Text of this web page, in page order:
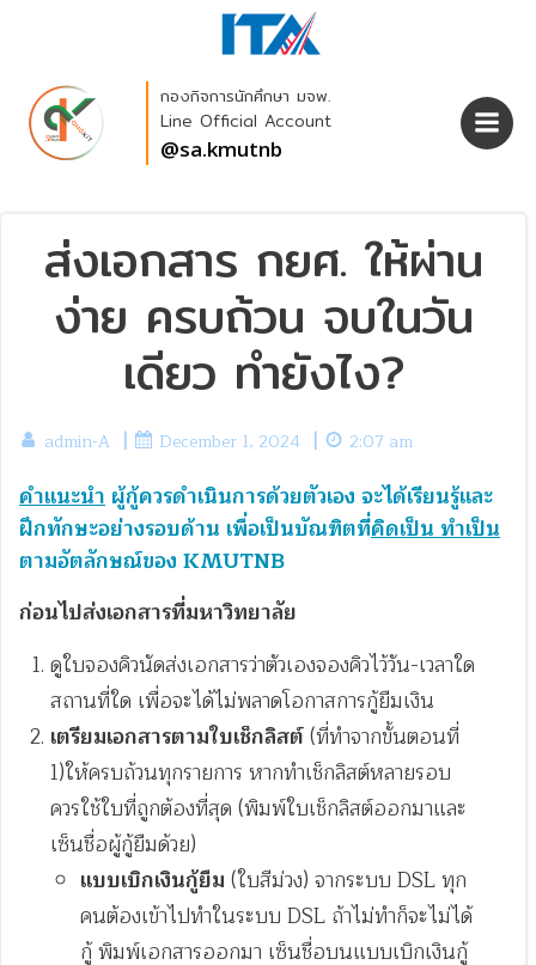
Skip
to
กองกิจการนักศึกษา มจพ.
Line Official Account
@sa.kmutnb
ส่งเอกสาร กยศ. ให้ผ่าน
ง่าย ครบถ้วน จบในวัน
เดียว ทำยังไง?
admin-A | December 1, 2024 | 2:07 am
คำแนะนำ ผู้กู้ควรดำเนินการด้วยตัวเอง จะได้เรียนรู้และ
ฝึกทักษะอย่างรอบด้าน เพื่อเป็นบัณฑิตที่คิดเป็น ทำเป็น
ตามอัตลักษณ์ของ KMUTNB
ก่อนไปส่งเอกสารที่มหาวิทยาลัย
ดูใบจองคิวนัดส่งเอกสารว่าตัวเองจองคิวไว้วัน-เวลาใด
สถานที่ใด เพื่อจะได้ไม่พลาดโอกาสการกู้ยืมเงิน
เตรียมเอกสารตามใบเช็กลิสต์(ที่ทำจากขั้นตอนที่
1)ให้ครบถ้วนทุกรายการ หากทำเช็กลิสต์หลายรอบ
ควรใช้ใบที่ถูกต้องที่สุด (พิมพ์ใบเช็กลิสต์ออกมาและ
เซ็นชื่อผู้กู้ยืมด้วย)
แบบเบิกเงินกู้ยืม (ใบสีม่วง) จากระบบ DSL ทุก
คนต้องเข้าไปทำในระบบ DSL ถ้าไม่ทำก็จะไม่ได้
กู้ พิมพ์เอกสารออกมา เซ็นชื่อบนแบบเบิกเงินกู้